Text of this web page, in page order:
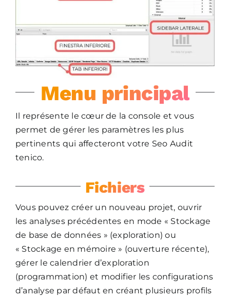
Menu principal
Il représente le cœur de la console et vous
permet de gérer les paramètres les plus
pertinents qui affecteront votre Seo Audit
tenico.
Fichiers
Vous pouvez créer un nouveau projet, ouvrir
les analyses précédentes en mode « Stockage
de base de données » (exploration) ou
« Stockage en mémoire » (ouverture récente),
gérer le calendrier d’exploration
(programmation) et modifier les configurations
d’analyse par défaut en créant plusieurs profils